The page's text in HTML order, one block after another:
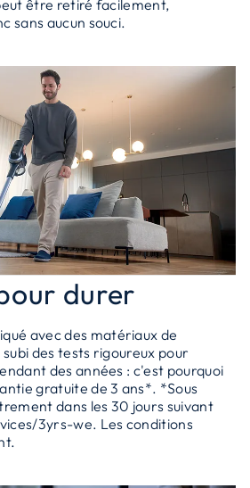
être retiré facilement,
sans aucun souci.
durer
avec des matériaux de
des tests rigoureux pour
des années : c'est pourquoi
gratuite de 3 ans*. *Sous
dans les 30 jours suivant
3yrs-we. Les conditions